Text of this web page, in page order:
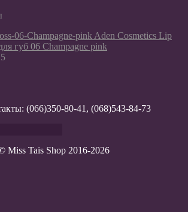
Aden Cosmetics Lip
губ 06 Champagne pink
(066)350-80-41 , (068)543-84-73
Miss Tais Shop 2016-2026